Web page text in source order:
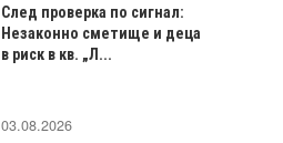
След проверка по сигнал:
Незаконно сметище и деца
в риск в кв. „Л...
03.08.2026